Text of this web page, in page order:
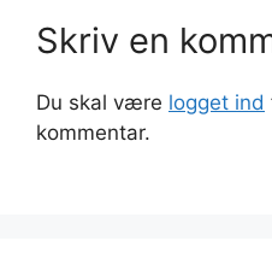
Skriv en
Du skal være logget ind
kommentar.